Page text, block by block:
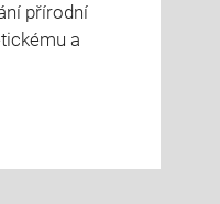
přírodní
a